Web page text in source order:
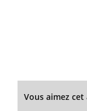
Vous aimez